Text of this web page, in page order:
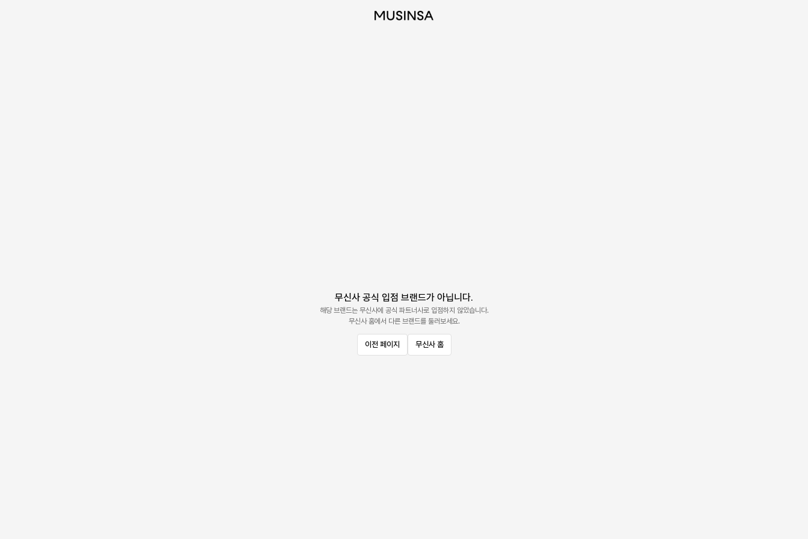
무신사 공식 입점 브랜드가 아닙니다.
해당 브랜드는 무신사에 공식 파트너사로 입점하지 않았습니다.
무신사 홈에서 다른 브랜드를 둘러보세요.
이전 페이지 무신사 홈